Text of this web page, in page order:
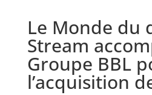
Le Monde du
Stream
Groupe BBL
l’acquisition